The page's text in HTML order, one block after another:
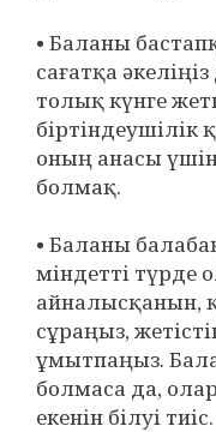
• Баланы
сағатқа
толық күнге
біртіндеушілік
оның анасы
болмақ.
• Баланы
міндетті түрде
айналысқанын,
сұраңыз,
ұмытпаңыз.
болмаса да,
екенін білуі тиіс.